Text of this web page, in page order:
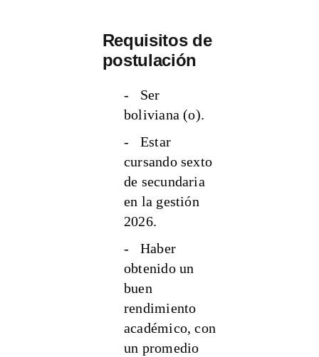
Requisitos de
postulación
- Ser
boliviana (o).
- Estar
cursando sexto
de secundaria
en la gestión
2026.
- Haber
obtenido un
buen
rendimiento
académico, con
un promedio